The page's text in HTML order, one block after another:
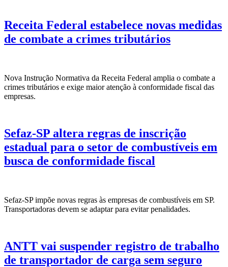
Receita Federal estabelece novas medidas
de combate a crimes tributários
Nova Instrução Normativa da Receita Federal amplia o combate a
crimes tributários e exige maior atenção à conformidade fiscal das
empresas.
Sefaz-SP altera regras de inscrição
estadual para o setor de combustíveis em
busca de conformidade fiscal
Sefaz-SP impõe novas regras às empresas de combustíveis em SP.
Transportadoras devem se adaptar para evitar penalidades.
ANTT vai suspender registro de trabalho
de transportador de carga sem seguro